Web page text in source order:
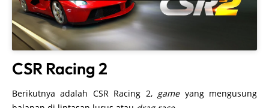
CSR Racing 2
Berikutnya adalah CSR Racing 2, gameyang mengusung